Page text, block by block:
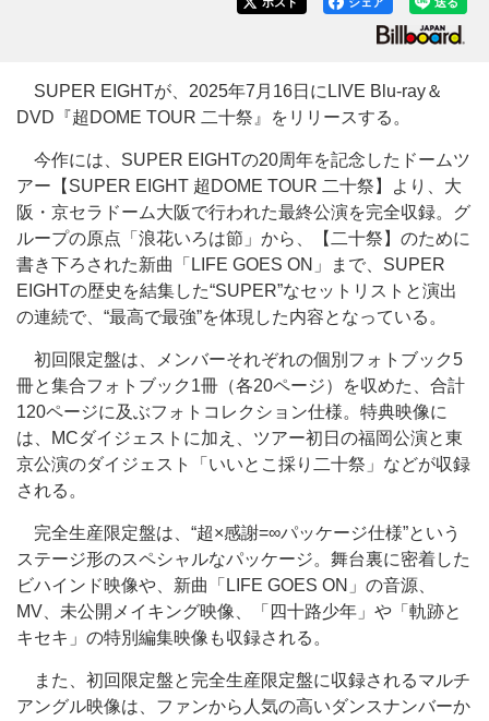
SUPER EIGHTが、2025年7月16日にLIVE Blu-ray＆
DVD『超DOME TOUR 二十祭』をリリースする。
今作には、SUPER EIGHTの20周年を記念したドームツ
アー【SUPER EIGHT 超DOME TOUR 二十祭】より、大
阪・京セラドーム大阪で行われた最終公演を完全収録。グ
ループの原点「浪花いろは節」から、【二十祭】のために
書き下ろされた新曲「LIFE GOES ON」まで、SUPER
EIGHTの歴史を結集した“SUPER”なセットリストと演出
の連続で、“最高で最強”を体現した内容となっている。
初回限定盤は、メンバーそれぞれの個別フォトブック5
冊と集合フォトブック1冊（各20ページ）を収めた、合計
120ページに及ぶフォトコレクション仕様。特典映像に
は、MCダイジェストに加え、ツアー初日の福岡公演と東
京公演のダイジェスト「いいとこ採り二十祭」などが収録
される。
完全生産限定盤は、“超×感謝=∞パッケージ仕様”という
ステージ形のスペシャルなパッケージ。舞台裏に密着した
ビハインド映像や、新曲「LIFE GOES ON」の音源、
MV、未公開メイキング映像、「四十路少年」や「軌跡と
キセキ」の特別編集映像も収録される。
また、初回限定盤と完全生産限定盤に収録されるマルチ
アングル映像は、ファンから人気の高いダンスナンバーか